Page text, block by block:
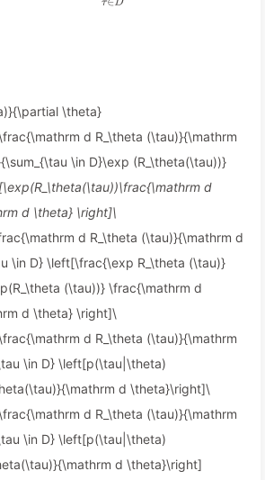
\theta}
d R_\theta (\tau)}{\mathrm
\in D}\exp (R_\theta(\tau))}
d
d \theta} \right]\
d R_\theta (\tau)}{\mathrm d
\in D} \left[\frac{\exp R_\theta (\tau)}
(\tau))} \frac{\mathrm d
d \theta} \right]\
d R_\theta (\tau)}{\mathrm
\in D} \left[p(\tau|\theta)
d \theta}\right]\
d R_\theta (\tau)}{\mathrm
\in D} \left[p(\tau|\theta)
d \theta}\right]